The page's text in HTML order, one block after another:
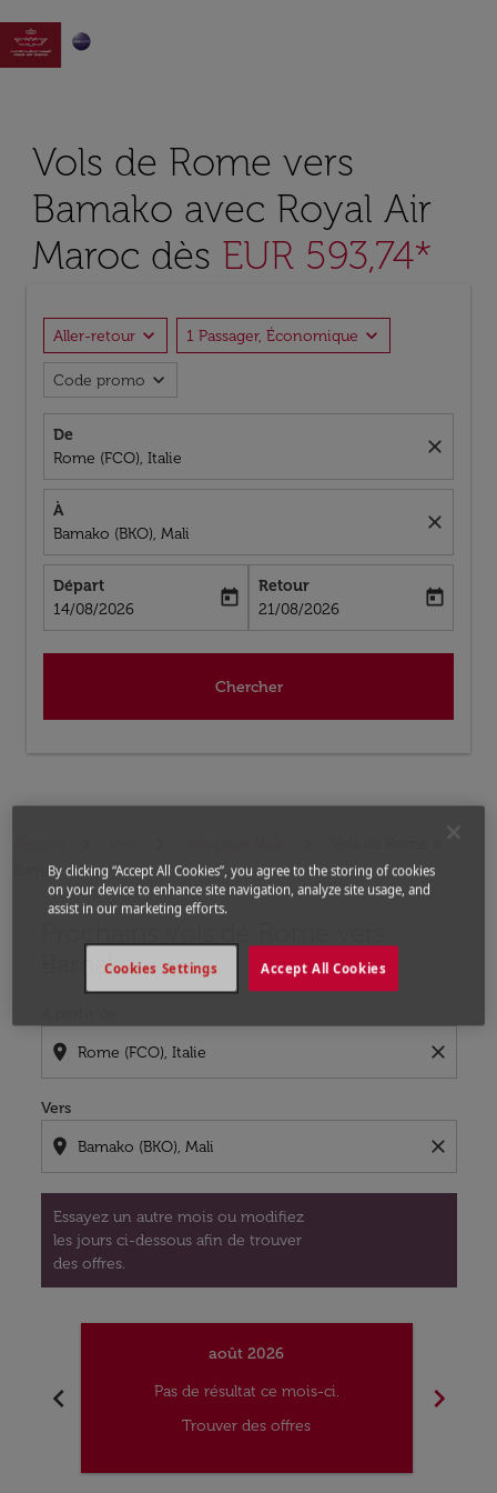

Vols de Rome vers
Bamako avec Royal Air
Maroc dès EUR 593,74*
Aller-retour expand_more 1 Passager, Économique expand_more
Code promo expand_more
De
Rome (FCO), Italie
close
À
Bamako (BKO), Mali
close
Départ
fc-booking-departure-date-aria-label
14/08/2026
today
Retour
fc-booking-return-date-aria-label
21/08/2026
today
Chercher
Bamako
Bamako
location_on close
Vers
location_on close
Essayez un autre mois ou modifiez
les jours ci-dessous afin de trouver
des offres.
chevron_left
août 2026
Pas de résultat ce mois-ci.
Trouver des offres
chevron_right
By clicking “Accept All Cookies”, you agree to the storing of cookies
on your device to enhance site navigation, analyze site usage, and
assist in our marketing efforts.
Accept All Cookies
Cookies Settings